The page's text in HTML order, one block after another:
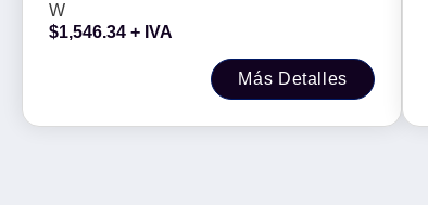
W
$1,546.34 + IVA
Más Detalles